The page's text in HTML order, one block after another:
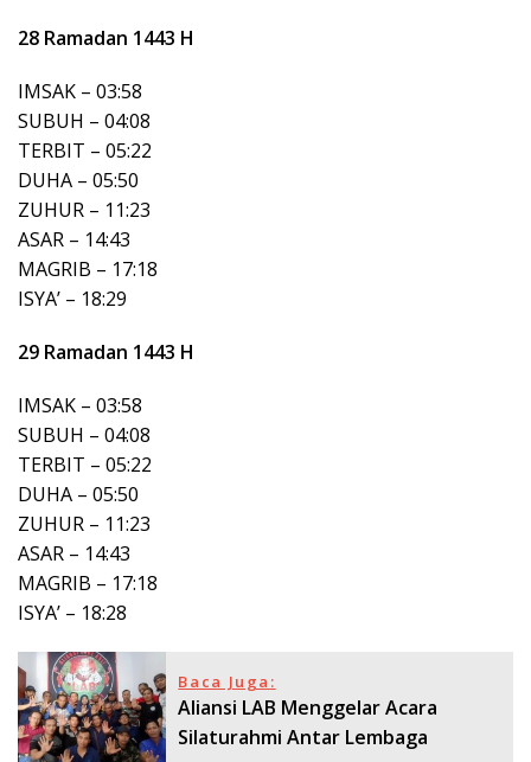
28 Ramadan 1443 H
IMSAK – 03:58
SUBUH – 04:08
TERBIT – 05:22
DUHA – 05:50
ZUHUR – 11:23
ASAR – 14:43
MAGRIB – 17:18
ISYA’ – 18:29
29 Ramadan 1443 H
IMSAK – 03:58
SUBUH – 04:08
TERBIT – 05:22
DUHA – 05:50
ZUHUR – 11:23
ASAR – 14:43
MAGRIB – 17:18
ISYA’ – 18:28
Baca Juga:
Aliansi LAB Menggelar Acara
Silaturahmi Antar Lembaga